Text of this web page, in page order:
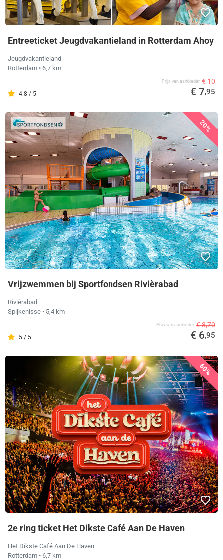
Entreeticket Jeugdvakantieland in Rotterdam Ahoy
Jeugdvakantieland
Rotterdam • 6,7 km
4.8 / 5
Prijs van aanbieder € 10
€ 7,95
20%
Vrijzwemmen bij Sportfondsen Rivièrabad
Rivièrabad
Spijkenisse • 5,4 km
5 / 5
Prijs van aanbieder € 8,70
€ 6,95
60%
2e ring ticket Het Dikste Café Aan De Haven
Het Dikste Café Aan De Haven
Rotterdam • 6,7 km